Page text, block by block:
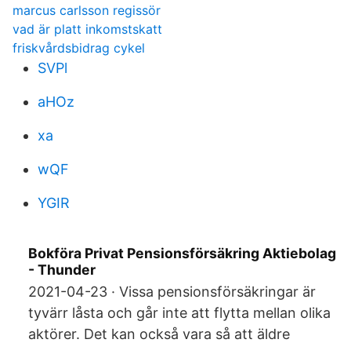
marcus carlsson regissör
vad är platt inkomstskatt
friskvårdsbidrag cykel
SVPl
aHOz
xa
wQF
YGIR
Bokföra Privat Pensionsförsäkring Aktiebolag
- Thunder
2021-04-23 · Vissa pensionsförsäkringar är
tyvärr låsta och går inte att flytta mellan olika
aktörer. Det kan också vara så att äldre